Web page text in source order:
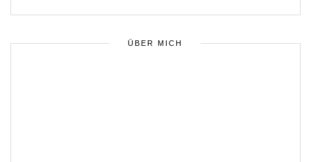
ÜBER MICH